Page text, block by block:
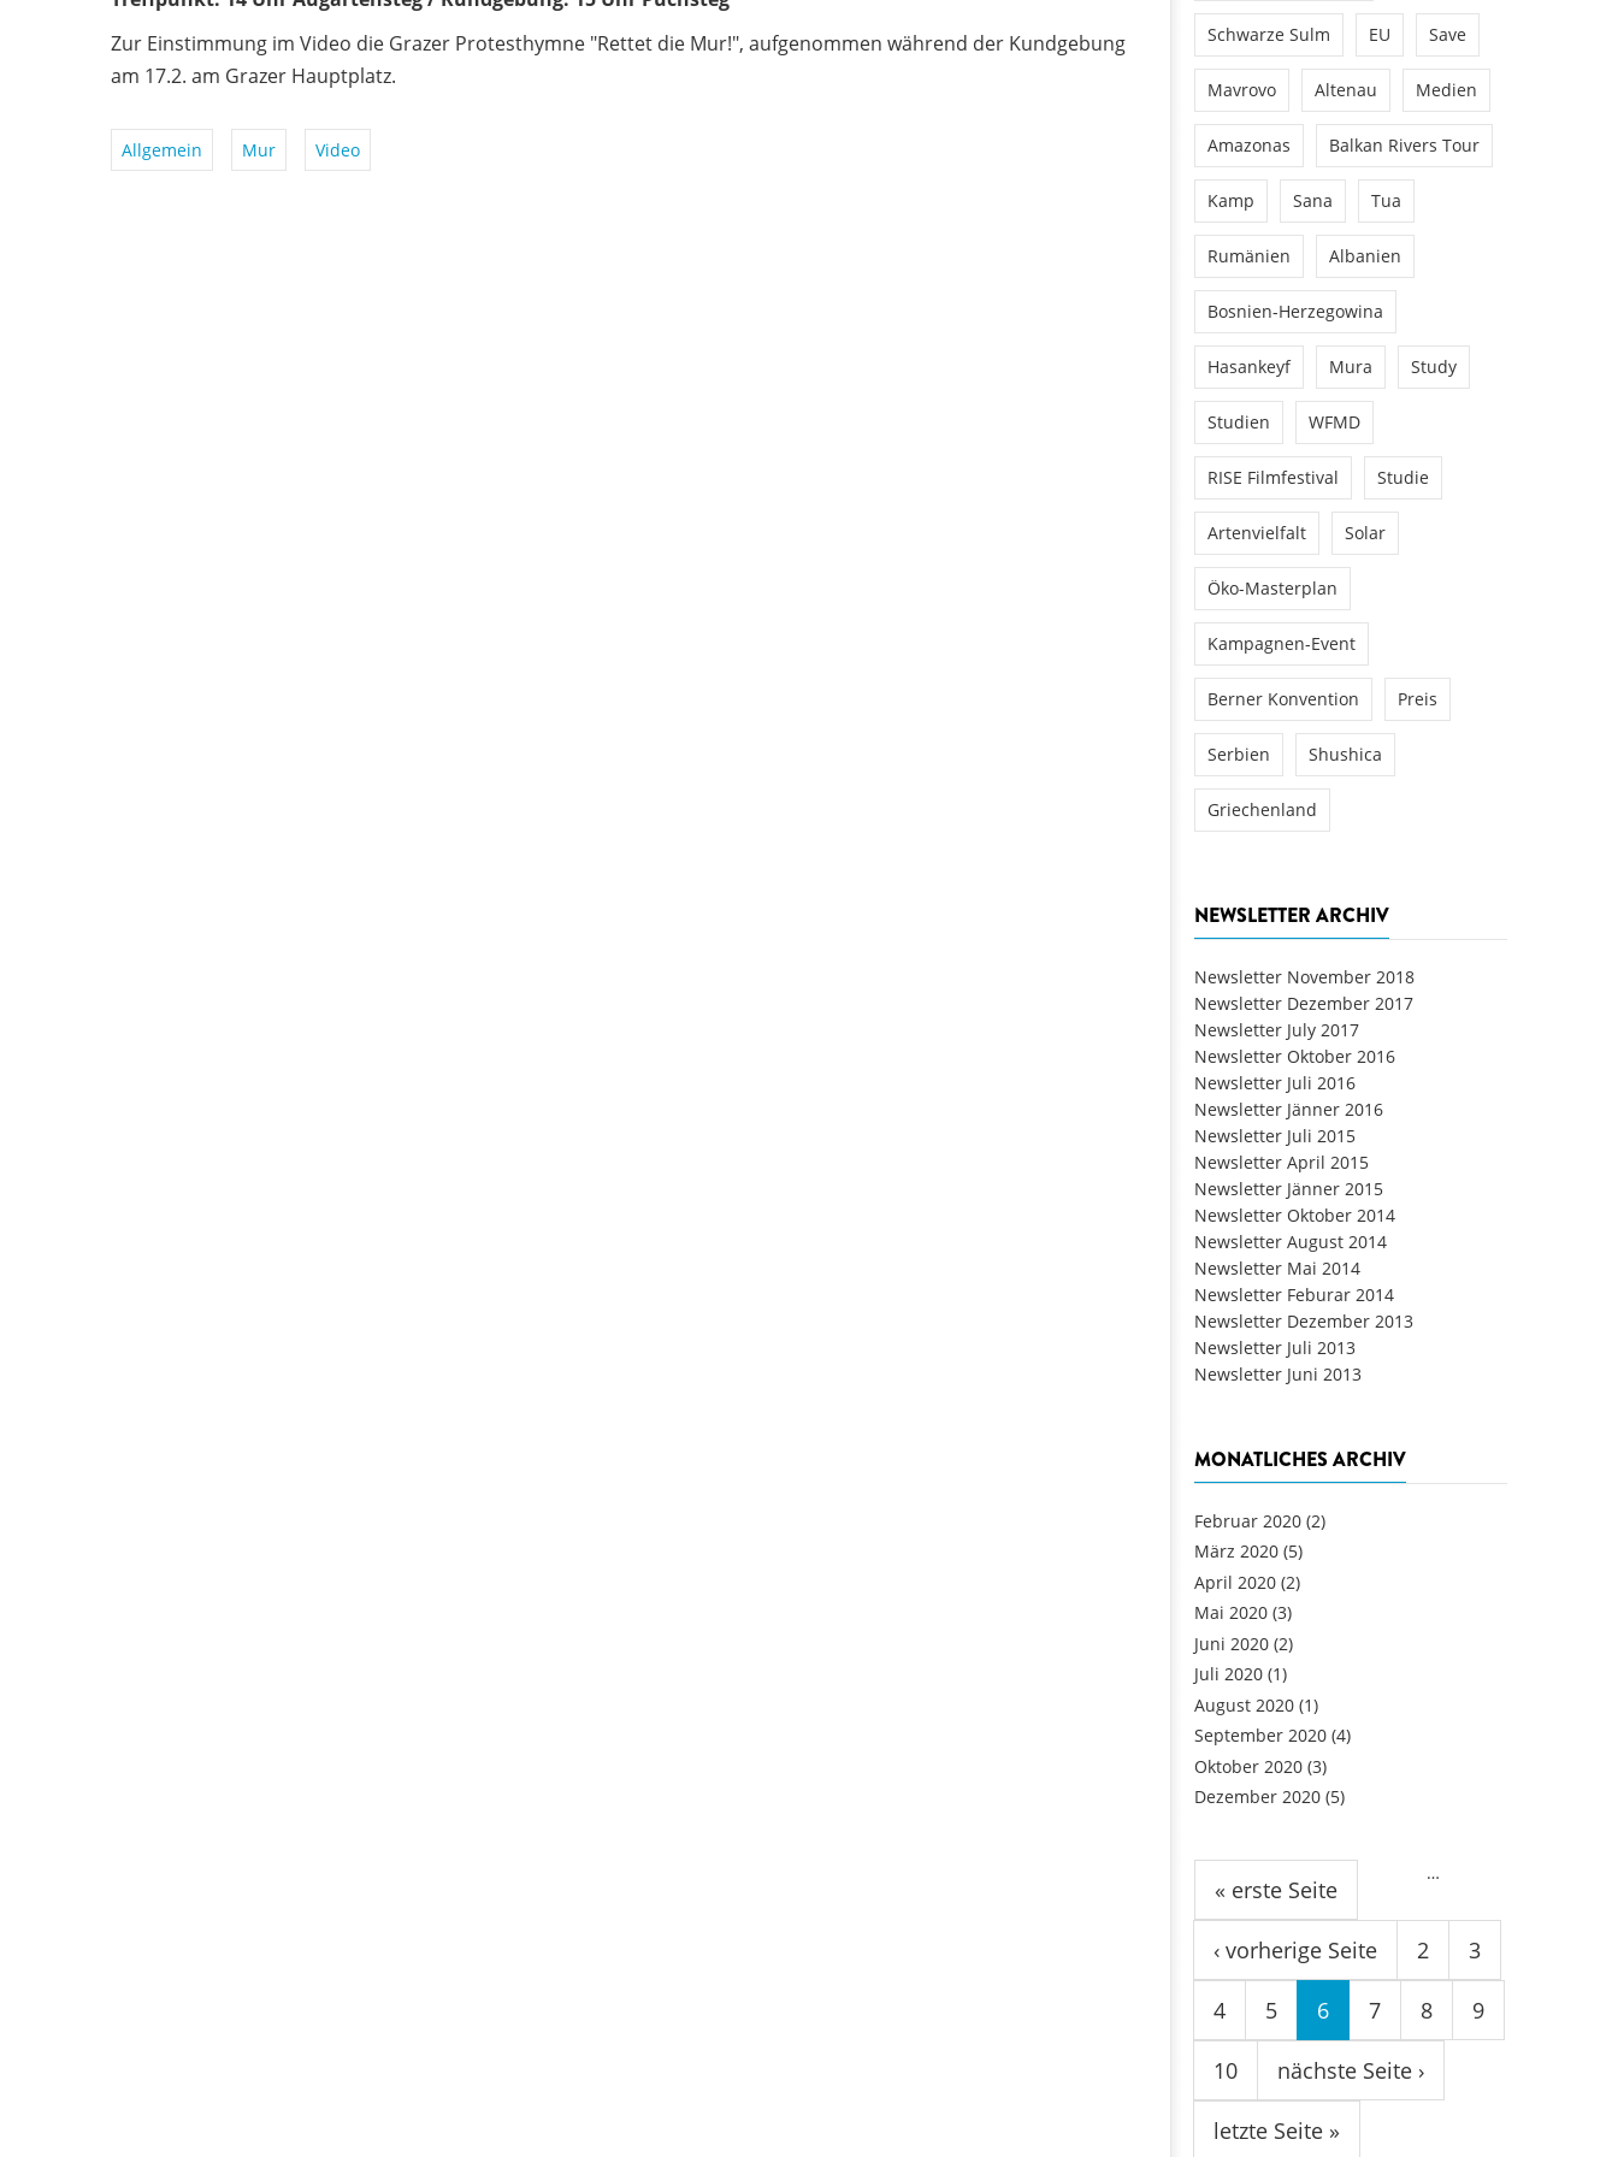
Zur Einstimmung im Video die Grazer Protesthymne "Rettet die Mur!", aufgenommen während der Kundgebung
am 17.2. am Grazer Hauptplatz.
Allgemein Mur Video
Schwarze Sulm EU Save
Mavrovo Altenau Medien
Amazonas Balkan Rivers Tour
Kamp Sana Tua
Rumänien Albanien
Bosnien-Herzegowina
Hasankeyf Mura Study
Studien WFMD
RISE Filmfestival Studie
Artenvielfalt Solar
Öko-Masterplan
Kampagnen-Event
Berner Konvention Preis
Serbien Shushica
Griechenland
NEWSLETTER ARCHIV
Newsletter November 2018
Newsletter Dezember 2017
Newsletter July 2017
Newsletter Oktober 2016
Newsletter Juli 2016
Newsletter Jänner 2016
Newsletter Juli 2015
Newsletter April 2015
Newsletter Jänner 2015
Newsletter Oktober 2014
Newsletter August 2014
Newsletter Mai 2014
Newsletter Feburar 2014
Newsletter Dezember 2013
Newsletter Juli 2013
Newsletter Juni 2013
MONATLICHES ARCHIV
Februar 2020 (2)
März 2020 (5)
April 2020 (2)
Mai 2020 (3)
Juni 2020 (2)
Juli 2020 (1)
August 2020 (1)
September 2020 (4)
Oktober 2020 (3)
Dezember 2020 (5)
Seiten
« erste Seite
‹ vorherige Seite
…
2 3
4 5 6 7 8 9
10 nächste Seite ›
letzte Seite »